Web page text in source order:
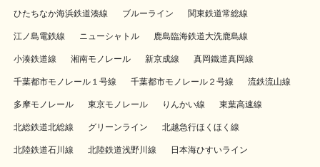
ひたちなか海浜鉄道湊線 ブルーライン 関東鉄道常総線
江ノ島電鉄線 ニューシャトル 鹿島臨海鉄道大洗鹿島線
小湊鉄道線 湘南モノレール 新京成線 真岡鐵道真岡線
千葉都市モノレール１号線 千葉都市モノレール２号線 流鉄流山線
多摩モノレール 東京モノレール りんかい線 東葉高速線
北総鉄道北総線 グリーンライン 北越急行ほくほく線
北陸鉄道石川線 北陸鉄道浅野川線 日本海ひすいライン